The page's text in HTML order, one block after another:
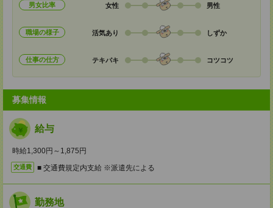
男女比率 女性 男性
職場の様子 活気あり しずか
仕事の仕方 テキパキ コツコツ
募集情報
給与
時給1,300円～1,875円
交通費 ■ 交通費規定内支給 ※派遣先による
勤務地